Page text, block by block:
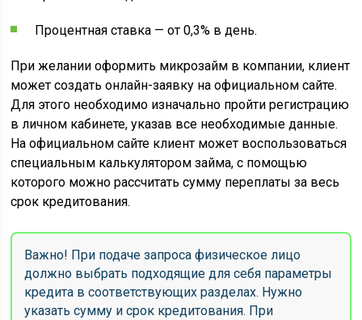
Процентная ставка — от 0,3% в день.
При желании оформить микрозайм в компании, клиент
может создать онлайн-заявку на официальном сайте.
Для этого необходимо изначально пройти регистрацию
в личном кабинете, указав все необходимые данные.
На официальном сайте клиент может воспользоваться
специальным калькулятором займа, с помощью
которого можно рассчитать сумму переплаты за весь
срок кредитования.
Важно! При подаче запроса физическое лицо
должно выбрать подходящие для себя параметры
кредита в соответствующих разделах. Нужно
указать сумму и срок кредитования. При